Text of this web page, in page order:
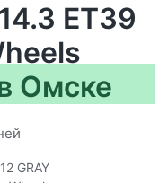
ET39
Омске
GRAY